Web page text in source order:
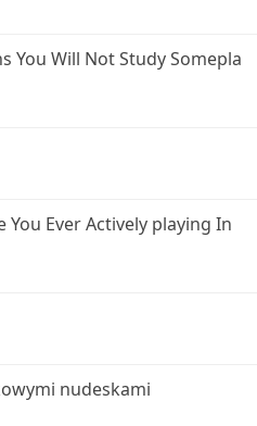
You Will Not Study Somepla
You Ever Actively playing In
nudeskami